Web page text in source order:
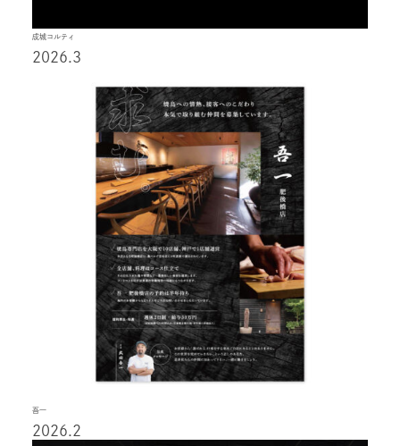
成城コルティ
2026.3
吾一
2026.2